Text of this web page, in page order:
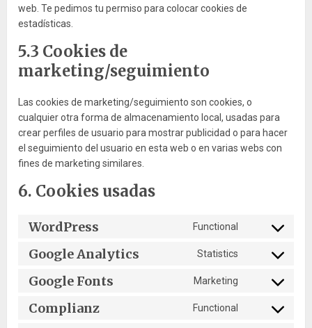
web. Te pedimos tu permiso para colocar cookies de
estadísticas.
5.3 Cookies de
marketing/seguimiento
Las cookies de marketing/seguimiento son cookies, o
cualquier otra forma de almacenamiento local, usadas para
crear perfiles de usuario para mostrar publicidad o para hacer
el seguimiento del usuario en esta web o en varias webs con
fines de marketing similares.
6. Cookies usadas
WordPress Functional
Consent
service
wordpress
Google Analytics Statistics
Consent
service
google-
Google Fonts Marketing
Consent
service
Complianz Functional
Consent